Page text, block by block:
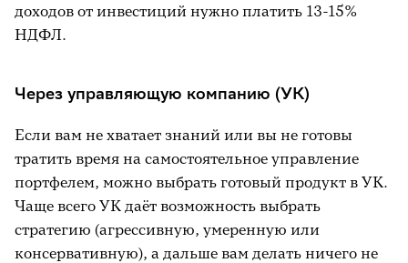
доходов от инвестиций нужно платить 13-15%
НДФЛ.
Через управляющую компанию (УК)
Если вам не хватает знаний или вы не готовы
тратить время на самостоятельное управление
портфелем, можно выбрать готовый продукт в УК.
Чаще всего УК даёт возможность выбрать
стратегию (агрессивную, умеренную или
консервативную), а дальше вам делать ничего не